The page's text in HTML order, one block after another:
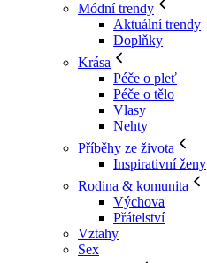
Módní trendy
Aktuální trendy
Doplňky
Krása
Péče o pleť
Péče o tělo
Vlasy
Nehty
Příběhy ze života
Inspirativní ženy
Rodina & komunita
Výchova
Přátelství
Vztahy
Sex